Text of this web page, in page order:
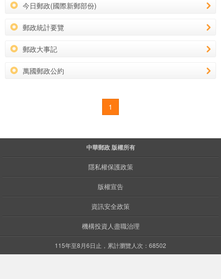
今日郵政(國際新郵部份)
郵政統計要覽
郵政大事記
萬國郵政公約
1
中華郵政 版權所有
隱私權保護政策
版權宣告
資訊安全政策
機構投資人盡職治理
115年至8月6日止，累計瀏覽人次：68502